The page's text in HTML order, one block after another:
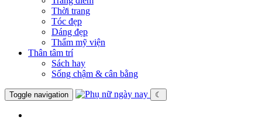
Thời trang
Tóc đẹp
Dáng đẹp
Thẩm mỹ viện
Thân tâm trí
Sách hay
Sống chậm & cân bằng
Toggle navigation ☾